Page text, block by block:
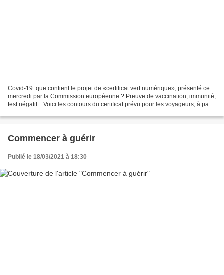
Covid-19: que contient le projet de «certificat vert numérique», présenté ce
mercredi par la Commission européenne ? Preuve de vaccination, immunité,
test négatif... Voici les contours du certificat prévu pour les voyageurs, à partir
Commencer à guérir
Publié le 18/03/2021 à 18:30